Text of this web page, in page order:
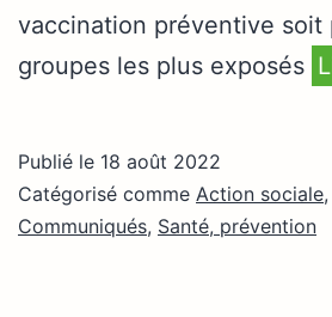
vaccination préventive soit
groupes les plus exposés
Publié le 18 août 2022
Catégorisé comme Action sociale,
Communiqués, Santé, prévention